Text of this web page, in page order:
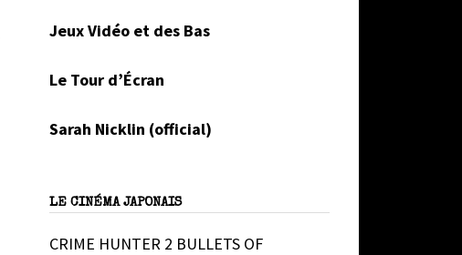
Jeux Vidéo et des Bas
Le Tour d’Écran
Sarah Nicklin (official)
LE CINÉMA JAPONAIS
CRIME HUNTER 2 BULLETS OF